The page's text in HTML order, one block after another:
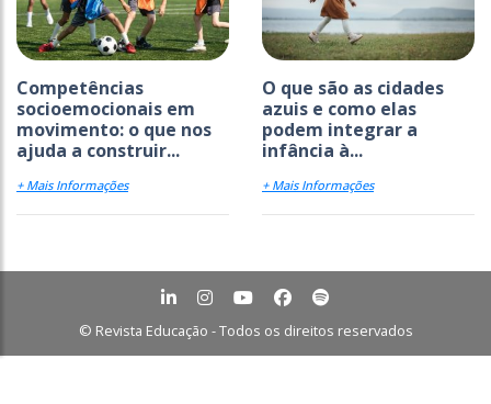
Competências
socioemocionais em
movimento: o que nos
ajuda a construir...
+ Mais Informações
O que são as cidades
azuis e como elas
podem integrar a
infância à...
+ Mais Informações
© Revista Educação - Todos os direitos reservados